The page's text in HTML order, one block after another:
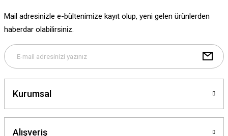
Bu ürüne benzer farklı alternatifler olmalı.
Mail adresinizle e-bültenimize kayıt olup, yeni gelen ürünlerden
haberdar olabilirsiniz.
Kurumsal
Alışveriş